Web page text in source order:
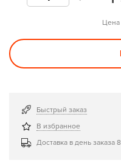
Цена
Быстрый заказ
В избранное
Доставка в день заказа